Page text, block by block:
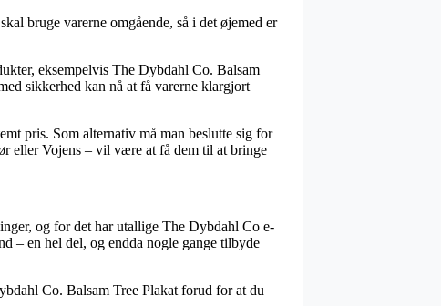
bruge varerne omgående, så i det øjemed er
eksempelvis The Dybdahl Co. Balsam
sikkerhed kan nå at få varerne klargjort
pris. Som alternativ må man beslutte sig for
eller Vojens – vil være at få dem til at bringe
og for det har utallige The Dybdahl Co e-
– en hel del, og endda nogle gange tilbyde
Co. Balsam Tree Plakat forud for at du